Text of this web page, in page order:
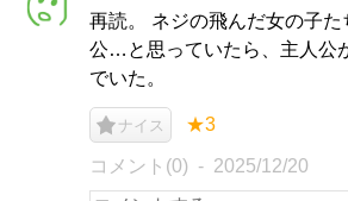
再読。 ネジの飛んだ女の子た
公…と思っていたら、主人公
でいた。
ナイス ★3
コメント(0) 2025/12/20